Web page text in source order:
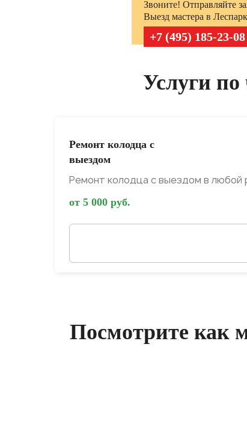
Звоните! Отправляйте
Выезд мастера в
+7 (495) 185-23-08
Услуги по
Ремонт колодца с
выездом
Ремонт колодца с выездом в любой
от 5 000 руб.
Посмотрите как